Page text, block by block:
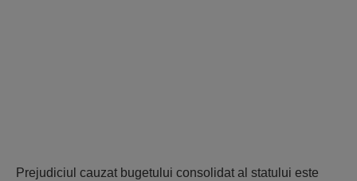
Prejudiciul cauzat bugetului consolidat al statului este